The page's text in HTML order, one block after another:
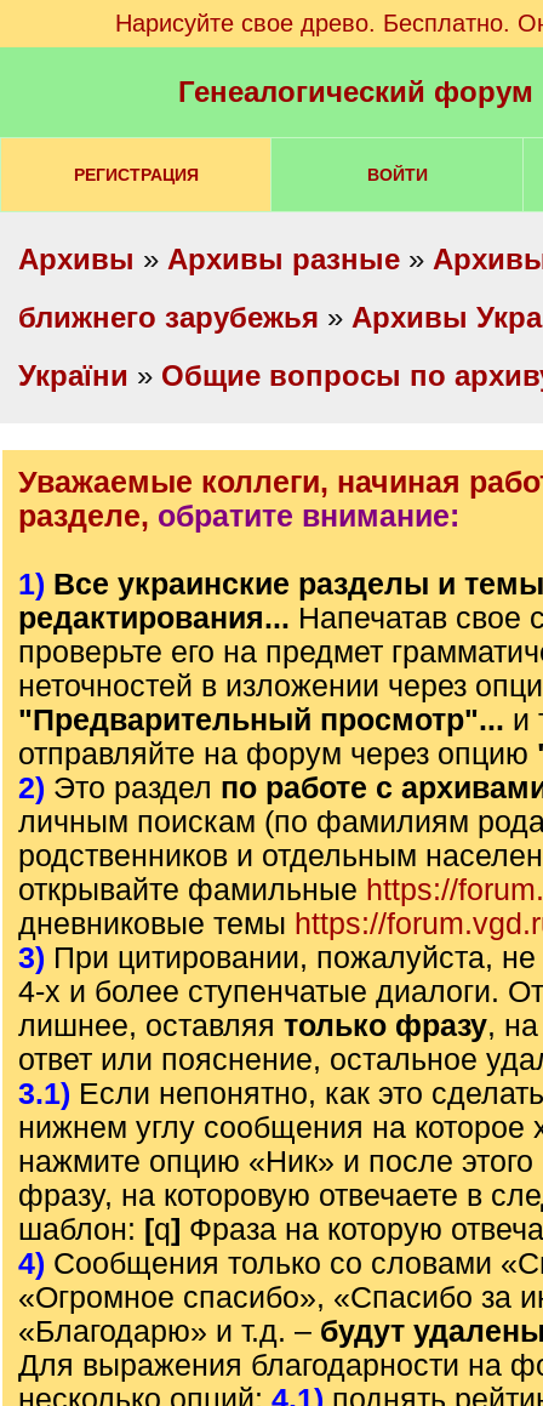
Нарисуйте свое древо. Бесплатно.
Генеалогический
РЕГИСТРАЦИЯ ВОЙТИ
Архивы » Архивы разные »
ближнего зарубежья » Архивы
України » Общие вопросы по
Уважаемые коллеги, начиная
разделе, обратите внимание:
1) Все украинские разделы и
редактирования... Напечатав свое
проверьте его на предмет
неточностей в изложении через
"Предварительный просмотр"... и
отправляйте на форум через опцию
2) Это раздел по работе с
личным поискам (по фамилиям
родственников и отдельным
открывайте фамильные https://
дневниковые темы https://
3) При цитировании, пожалуйста, не
4-х и более ступенчатые диалоги.
лишнее, оставляя только фразу,
ответ или пояснение, остальное
3.1) Если непонятно, как это
нижнем углу сообщения на которое
нажмите опцию «Ник» и после этого
фразу, на которовую отвечаете в
шаблон: [q] Фраза на которую
4) Сообщения только со словами
«Огромное спасибо», «Спасибо за
«Благодарю» и т.д. – будут
Для выражения благодарности на
несколько опций: 4.1) поднять